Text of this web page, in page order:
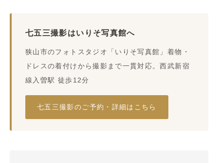
七五三撮影はいりそ写真館へ
狭山市のフォトスタジオ「いりそ写真館」着物・
ドレスの着付けから撮影まで一貫対応。西武新宿
線入曽駅 徒歩12分
七五三撮影のご予約・詳細はこちら